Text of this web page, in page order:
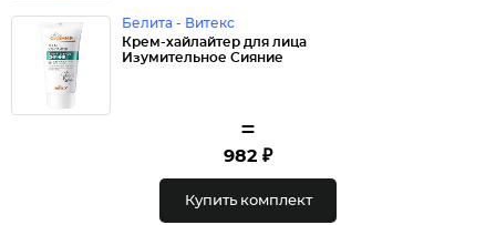
Белита - Витекс
Крем-хайлайтер для лица
Изумительное Сияние
=
982 ₽
Купить комплект